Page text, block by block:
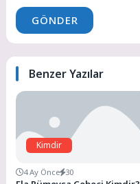
GÖNDER
Benzer Yazılar
Kimdir
4 Ay Önce 30